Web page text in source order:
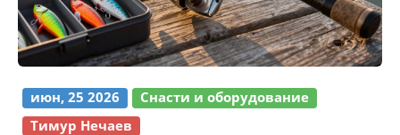
июн, 25 2026
Снасти и оборудование
Тимур Нечаев